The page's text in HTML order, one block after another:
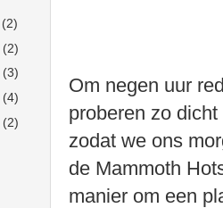
Om negen uur
proberen zo
zodat we ons
de Mammoth
manier om een
(2)
(2)
(3)
(4)
(2)